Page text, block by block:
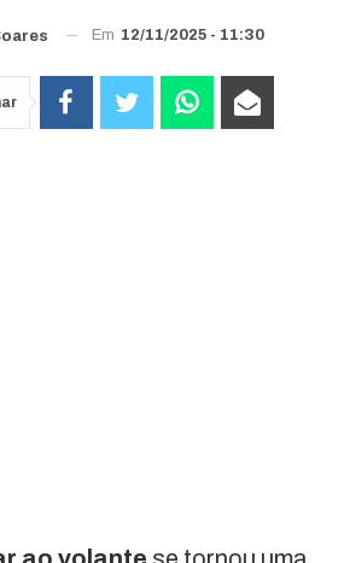
Em 12/11/2025 - 11:30
ao volante se tornou uma